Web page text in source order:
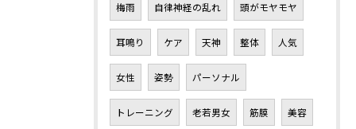
梅雨 自律神経の乱れ 頭がモヤモヤ
耳鳴り ケア 天神 整体 人気
女性 姿勢 パーソナル
トレーニング 老若男女 筋膜 美容